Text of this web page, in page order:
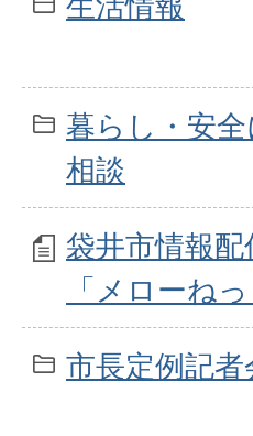
暮らし・安
相談
袋井市情報配
「メローねっ
市長定例記者